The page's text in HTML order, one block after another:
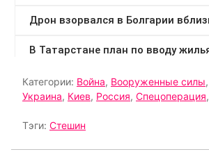
Категории: Война, Вооруженные силы,
Украина, Киев, Россия, Спецоперация,
Тэги: Стешин